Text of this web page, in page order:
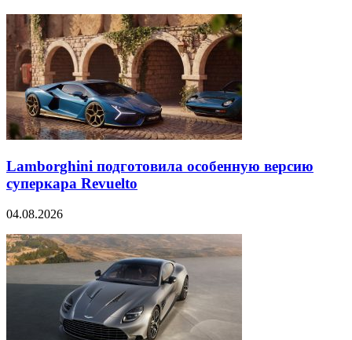
Lamborghini подготовила особенную версию
суперкара Revuelto
04.08.2026